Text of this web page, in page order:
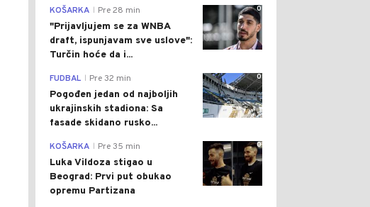
0
KOŠARKA Pre 28 min
"Prijavljujem se za WNBA
draft, ispunjavam sve uslove":
Turčin hoće da i...
0
FUDBAL Pre 32 min
Pogođen jedan od najboljih
ukrajinskih stadiona: Sa
fasade skidano rusko...
0
KOŠARKA Pre 35 min
Luka Vildoza stigao u
Beograd: Prvi put obukao
opremu Partizana